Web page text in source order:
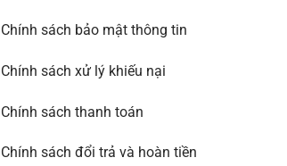
Chính sách bảo mật thông tin
Chính sách xử lý khiếu nại
Chính sách thanh toán
Chính sách đổi trả và hoàn tiền